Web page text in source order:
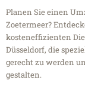
Planen Sie einen
Zoetermeer?
kosteneffizienten
Düsseldorf, die
gerecht zu werden
gestalten.